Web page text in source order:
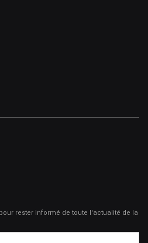
rester informé de toute l'actualité de la